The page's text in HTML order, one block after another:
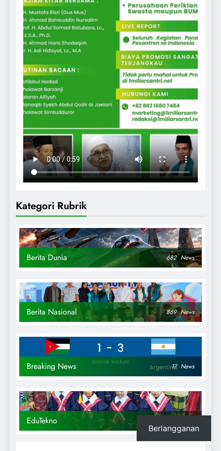
Kategori Rubrik
Berita Dunia 682 News
Berita Nasional 869 News
Breaking News 17 News
EduTekno
Berlangganan